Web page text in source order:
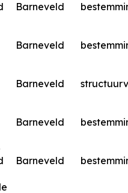
Barneveld
Barneveld
Barneveld
Barneveld
Barneveld